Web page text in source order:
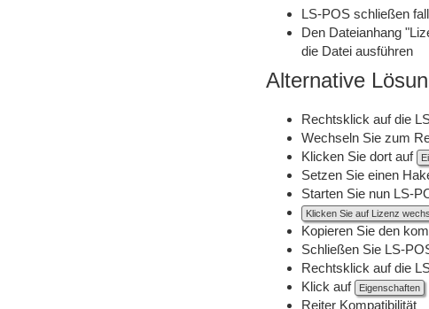
LS-POS schließen
Den Dateianhang
die Datei ausführen
Alternative
Rechtsklick auf die
Wechseln Sie zum
Klicken Sie dort auf
Setzen Sie einen
Starten Sie nun LS-
Klicken Sie auf Lizenz
Kopieren Sie den
Schließen Sie LS-
Rechtsklick auf die
Klick auf
Eigenschaften
Reiter Kompatibilität